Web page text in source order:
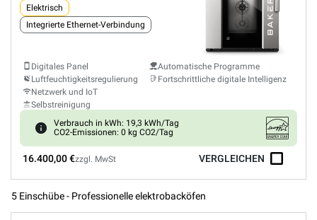
Elektrisch
Integrierte Ethernet-Verbindung
Digitales Panel
Luftfeuchtigkeitsregulierung
Netzwerk und IoT
Selbstreinigung
Automatische Programme
Fortschrittliche digitale Intelligenz
Verbrauch in kWh: 19,3 kWh/Tag
CO2-Emissionen: 0 kg CO2/Tag
16.400,00 €zzgl. MwSt VERGLEICHEN
5 Einschübe - Professionelle elektrobacköfen